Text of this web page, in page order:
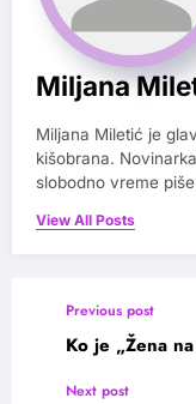
Miljana
Miljana Miletić je
kišobrana.
slobodno vreme
View All Posts
Previous post
Ko je „Žena
Next post